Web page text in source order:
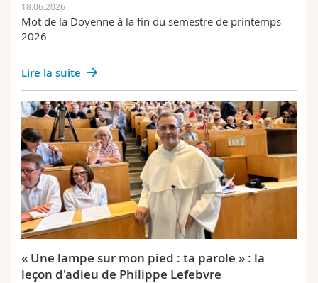
18.06.2026
Mot de la Doyenne à la fin du semestre de printemps
2026
Lire la suite
« Une lampe sur mon pied : ta parole » : la
leçon d'adieu de Philippe Lefebvre